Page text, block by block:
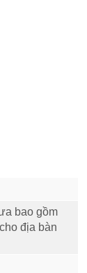
bao gồm
địa bàn